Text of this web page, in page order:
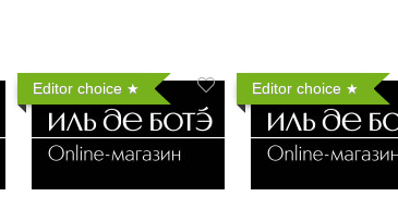
Editor choice Editor choice